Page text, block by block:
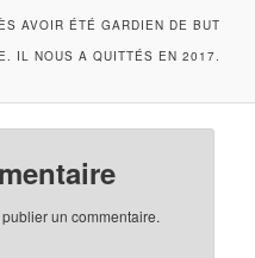
AVOIR ÉTÉ GARDIEN DE BUT
IL NOUS A QUITTÉS EN 2017.
un commentaire.